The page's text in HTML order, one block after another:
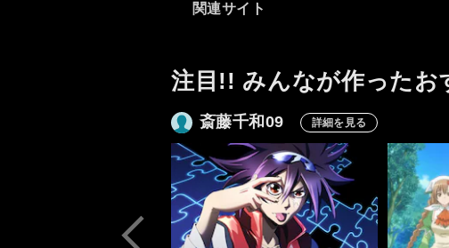
関連サイト
注目!! みんなが作った
斎藤千和09 詳細を見る